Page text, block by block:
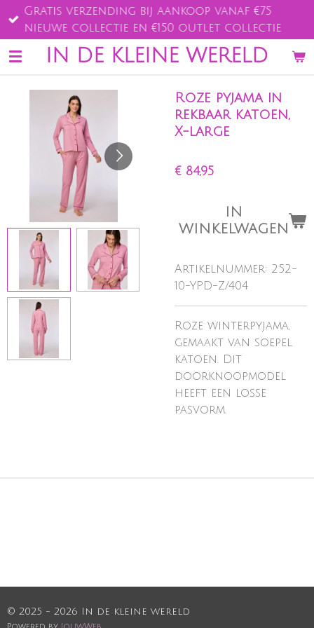
Ga
direct
naar
de
IN DE KLEINE WERELD
Gratis verzending bij aankoop vanaf €75
nieuwe collectie en €150 outlet collectie
Roze pyjama in
rekbaar katoen,
X-large
€ 84,95
IN
WINKELWAGEN
Artikelnummer: 252-
10-YPD-Z/404
Roze winterpyjama,
gemaakt van soepel
katoen. Dit
doorknoopmodel
heeft een losse
pasvorm.
© 2025 - 2026 In de kleine wereld